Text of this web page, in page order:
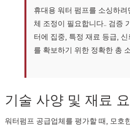
휴대용 워터 펌프를 소싱하려
체 조정이 필요합니다.. 검증
터에 집중, 특정 재료 등급,
를 확보하기 위한 정확한 총
기술 사양 및 재료
워터펌프 공급업체를 평가할 때, 모호